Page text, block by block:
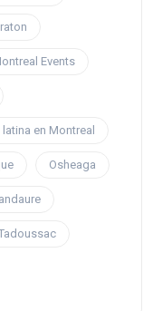
Events
en Montreal
Osheaga